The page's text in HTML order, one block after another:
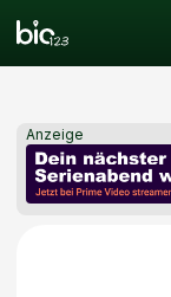
Anzeige